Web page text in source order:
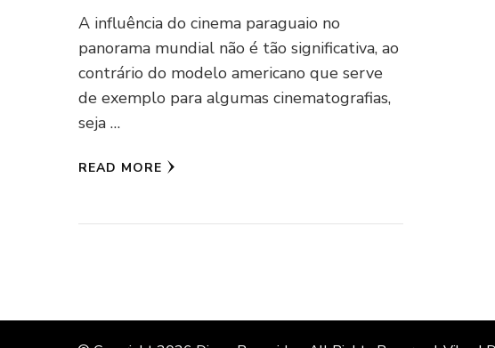
A influência do cinema paraguaio no
panorama mundial não é tão significativa, ao
contrário do modelo americano que serve
de exemplo para algumas cinematografias,
seja …
READ MORE